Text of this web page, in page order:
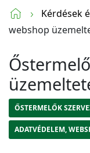
Kérdések
webshop
ŐSTERMELŐK
ADATVÉDELEM,